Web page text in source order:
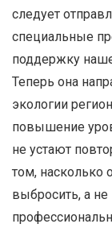
следует
специальные
поддержку
Теперь она
экологии
повышение
не устают
том, насколько
выбросить, а не